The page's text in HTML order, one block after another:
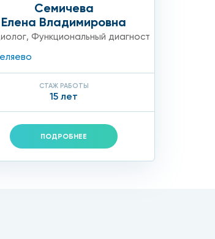
Семичева
Елена Владимировна
, Функциональный диагност
СТАЖ РАБОТЫ
15 лет
ПОДРОБНЕЕ